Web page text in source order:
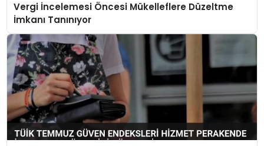
Vergi İncelemesi Öncesi Mükelleflere Düzeltme
İmkanı Tanınıyor